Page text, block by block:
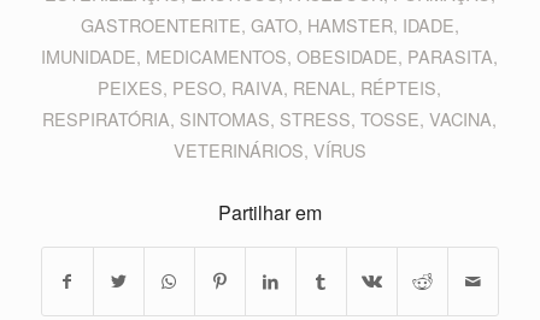
GASTROENTERITE, GATO, HAMSTER, IDADE,
IMUNIDADE, MEDICAMENTOS,OBESIDADE, PARASITA,
PEIXES, PESO, RAIVA, RENAL , RÉPTEIS,
RESPIRATÓRIA, SINTOMAS, STRESS,TOSSE,VACINA,
VETERINÁRIOS, VÍRUS
Partilhar em